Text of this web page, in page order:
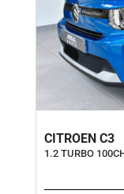
CITROEN C3
1.2 TURBO